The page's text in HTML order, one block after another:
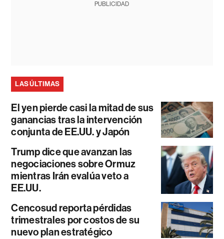
PUBLICIDAD
LAS ÚLTIMAS
El yen pierde casi la mitad de sus
ganancias tras la intervención
conjunta de EE.UU. y Japón
Trump dice que avanzan las
negociaciones sobre Ormuz
mientras Irán evalúa veto a
EE.UU.
Cencosud reporta pérdidas
trimestrales por costos de su
nuevo plan estratégico